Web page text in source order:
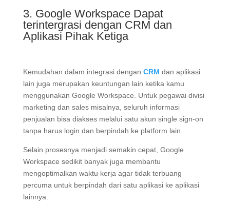
3. Google Workspace Dapat
terintergrasi dengan CRM dan
Aplikasi Pihak Ketiga
Kemudahan dalam integrasi dengan CRM dan aplikasi
lain juga merupakan keuntungan lain ketika kamu
menggunakan Google Workspace. Untuk pegawai divisi
marketing dan sales misalnya, seluruh informasi
penjualan bisa diakses melalui satu akun single sign-on
tanpa harus login dan berpindah ke platform lain.
Selain prosesnya menjadi semakin cepat, Google
Workspace sedikit banyak juga membantu
mengoptimalkan waktu kerja agar tidak terbuang
percuma untuk berpindah dari satu aplikasi ke aplikasi
lainnya.